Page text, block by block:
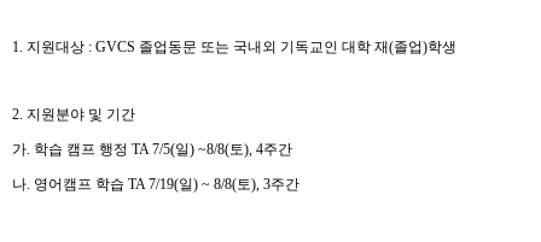
1. 지원대상 : GVCS 졸업동문 또는 국내외 기독교인 대학 재(졸업)학생
2. 지원분야 및 기간
가. 학습 캠프 행정 TA 7/5(일) ~8/8(토), 4주간
나. 영어캠프 학습 TA 7/19(일) ~ 8/8(토), 3주간